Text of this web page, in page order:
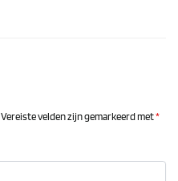
Vereiste velden zijn gemarkeerd met*